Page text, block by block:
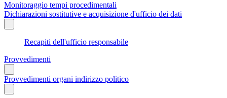
Monitoraggio tempi procedimentali
Dichiarazioni sostitutive e acquisizione d'ufficio dei dati
Recapiti dell'ufficio responsabile
Provvedimenti
Provvedimenti organi indirizzo politico